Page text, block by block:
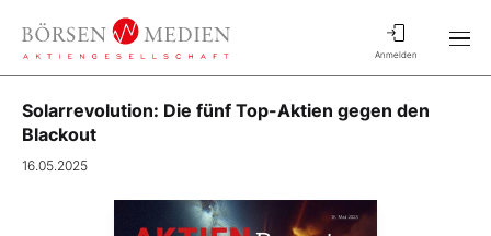
Anmelden
Solarrevolution: Die fünf Top-Aktien gegen den
Blackout
16.05.2025